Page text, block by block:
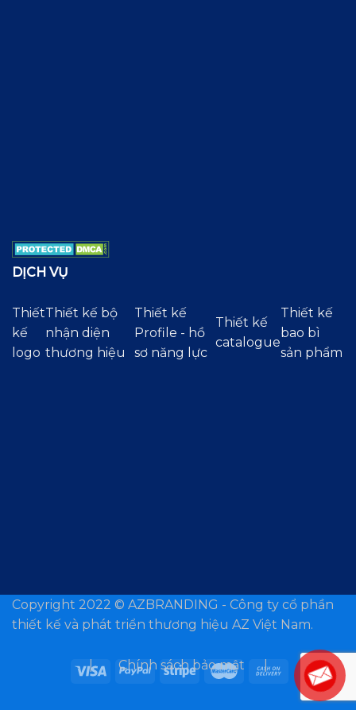
DỊCH VỤ
Thiết
kế
logo
Thiết kế bộ
nhận diện
thương hiệu
Thiết kế
Profile - hồ
sơ năng lực
Thiết kế
catalogue
Thiết kế
bao bì
sản phẩm
Copyright 2022 © AZBRANDING - Công ty cổ phần
thiết kế và phát triển thương hiệu AZ Việt Nam.
| Chính sách bảo mật |